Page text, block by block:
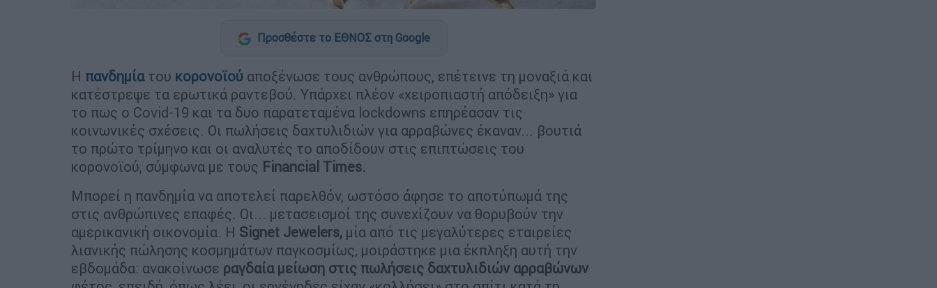
Προσθέστε το ΕΘΝΟΣ στη Google
Η πανδημίατου κορονοϊού αποξένωσε τους ανθρώπους, επέτεινε τη μοναξιά και
κατέστρεψε τα ερωτικά ραντεβού. Υπάρχει πλέον «χειροπιαστή απόδειξη» για
το πως ο Covid-19 και τα δυο παρατεταμένα lockdowns επηρέασαν τις
κοινωνικές σχέσεις. Οι πωλήσεις δαχτυλιδιών για αρραβώνες έκαναν... βουτιά
το πρώτο τρίμηνο και οι αναλυτές το αποδίδουν στις επιπτώσεις του
κορονοϊού, σύμφωνα με τους Financial Times.
Μπορεί η πανδημία να αποτελεί παρελθόν, ωστόσο άφησε το αποτύπωμά της
στις ανθρώπινες επαφές. Οι... μετασεισμοί της συνεχίζουν να θορυβούν την
αμερικανική οικονομία. Η Signet Jewelers, μία από τις μεγαλύτερες εταιρείες
λιανικής πώλησης κοσμημάτων παγκοσμίως, μοιράστηκε μια έκπληξη αυτή την
εβδομάδα: ανακοίνωσε ραγδαία μείωση στις πωλήσεις δαχτυλιδιών αρραβώνων